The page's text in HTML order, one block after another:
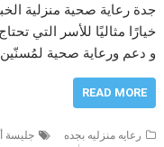
جدة رعاية صحية منزلية
خيارًا مثاليًا للأسر التي
و دعم ورعاية صحية
READ MORE
رعايه منزليه بجده جليسة